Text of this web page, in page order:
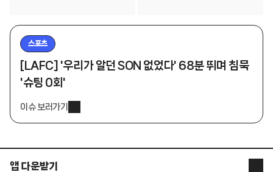
스포츠
[LAFC] '우리가 알던 SON 없었다' 68분 뛰며 침묵
'슈팅 0회'
이슈 보러가기
앱 다운받기